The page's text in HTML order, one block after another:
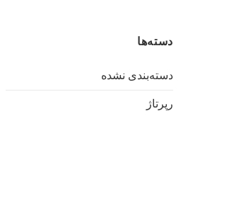
دسته‌ها
دسته‌بندی نشده
رپرتاژ